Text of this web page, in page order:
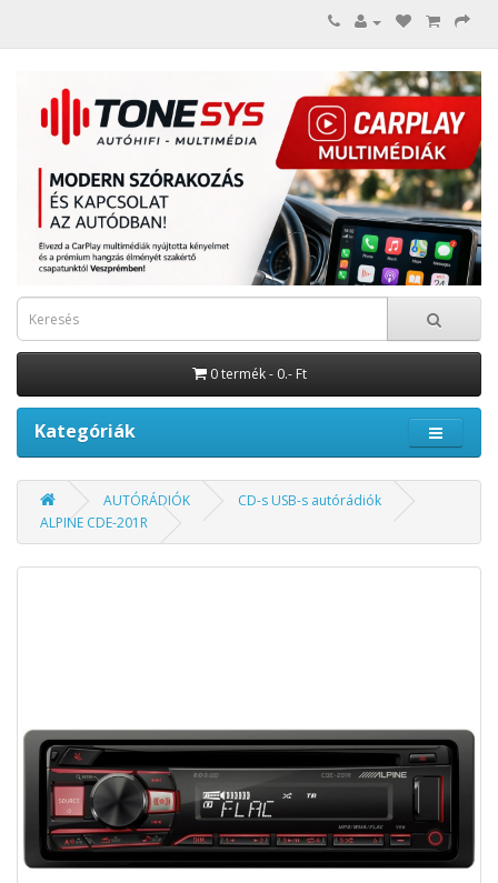
0 termék - 0.- Ft
Kategóriák
AUTÓRÁDIÓK
CD-s USB-s autórádiók
ALPINE CDE-201R